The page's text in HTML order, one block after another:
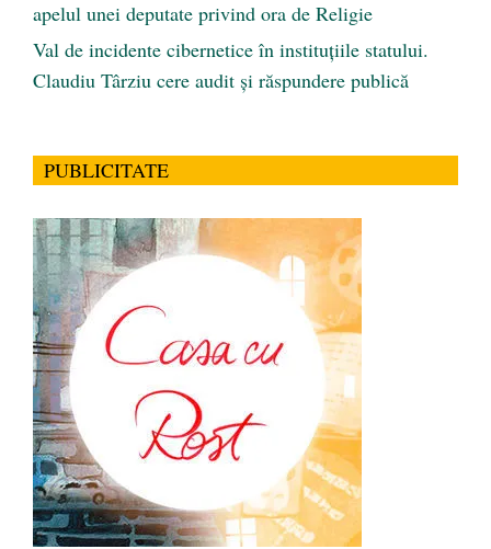
apelul unei deputate privind ora de Religie
Val de incidente cibernetice în instituțiile statului.
Claudiu Târziu cere audit și răspundere publică
PUBLICITATE